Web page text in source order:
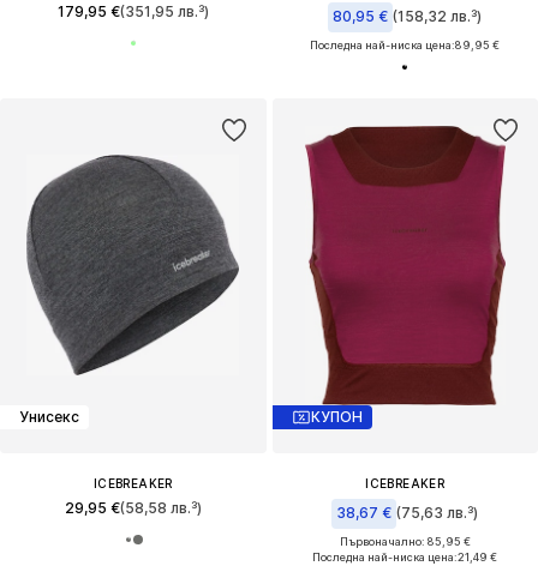
179,95 €(351,95 лв.³) 80,95 € (158,32 лв.³)
Последна най-ниска цена:89,95 €
Унисекс
ICEBREAKER
29,95 €(58,58 лв.³)
КУПОН
ICEBREAKER
38,67 € (75,63 лв.³)
Първоначално: 85,95 €
Последна най-ниска цена:21,49 €